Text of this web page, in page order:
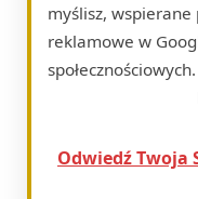
myślisz,
reklamowe w
Odwiedź Twoja